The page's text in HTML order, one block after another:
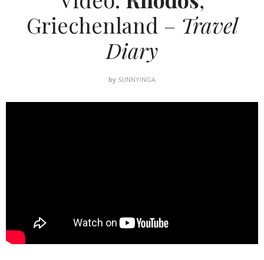
Griechenland – Travel
Diary
by SUNNYINGA